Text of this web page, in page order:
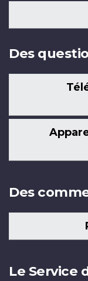
Des
Des
Le Service